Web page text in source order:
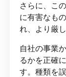
さらに、こ
に有害なも
れ、より厳
自社の事業
るかを正確
す。種類を